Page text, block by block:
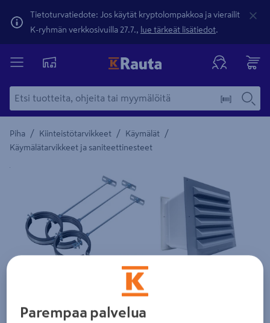
Tietoturvatiedote: Jos käytät kryptolompakkoa ja vierailit
K-ryhmän verkkosivuilla 27.7., lue tärkeät lisätiedot.
Piha / Kiinteistötarvikkeet / Käymälät /
Käymälätarvikkeet ja saniteettinesteet
Yksityiskohtainen kuvaus löytyy Tuotteen kuvaus -
Parempaa palvelua